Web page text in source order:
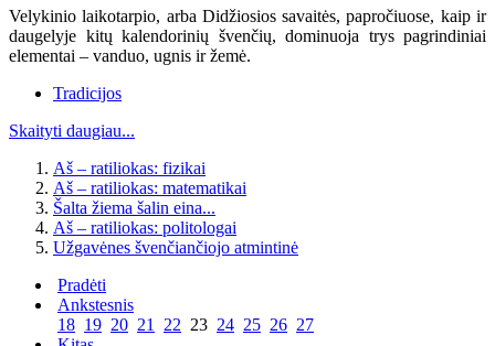
Velykinio laikotarpio, arba Didžiosios savaitės, papročiuose, kaip ir
daugelyje kitų kalendorinių švenčių, dominuoja trys pagrindiniai
elementai – vanduo, ugnis ir žemė.
Tradicijos
Skaityti daugiau...
Aš – ratiliokas: fizikai
Aš – ratiliokas: matematikai
Šalta žiema šalin eina...
Aš – ratiliokas: politologai
Užgavėnes švenčiančiojo atmintinė
Pradėti
Ankstesnis
18 19 20 21 22 23 24 25 26 27